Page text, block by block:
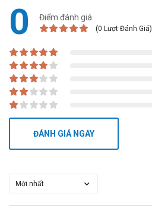
0 Điểm đánh giá
(0 Lượt Đánh Giá)
ĐÁNH GIÁ NGAY